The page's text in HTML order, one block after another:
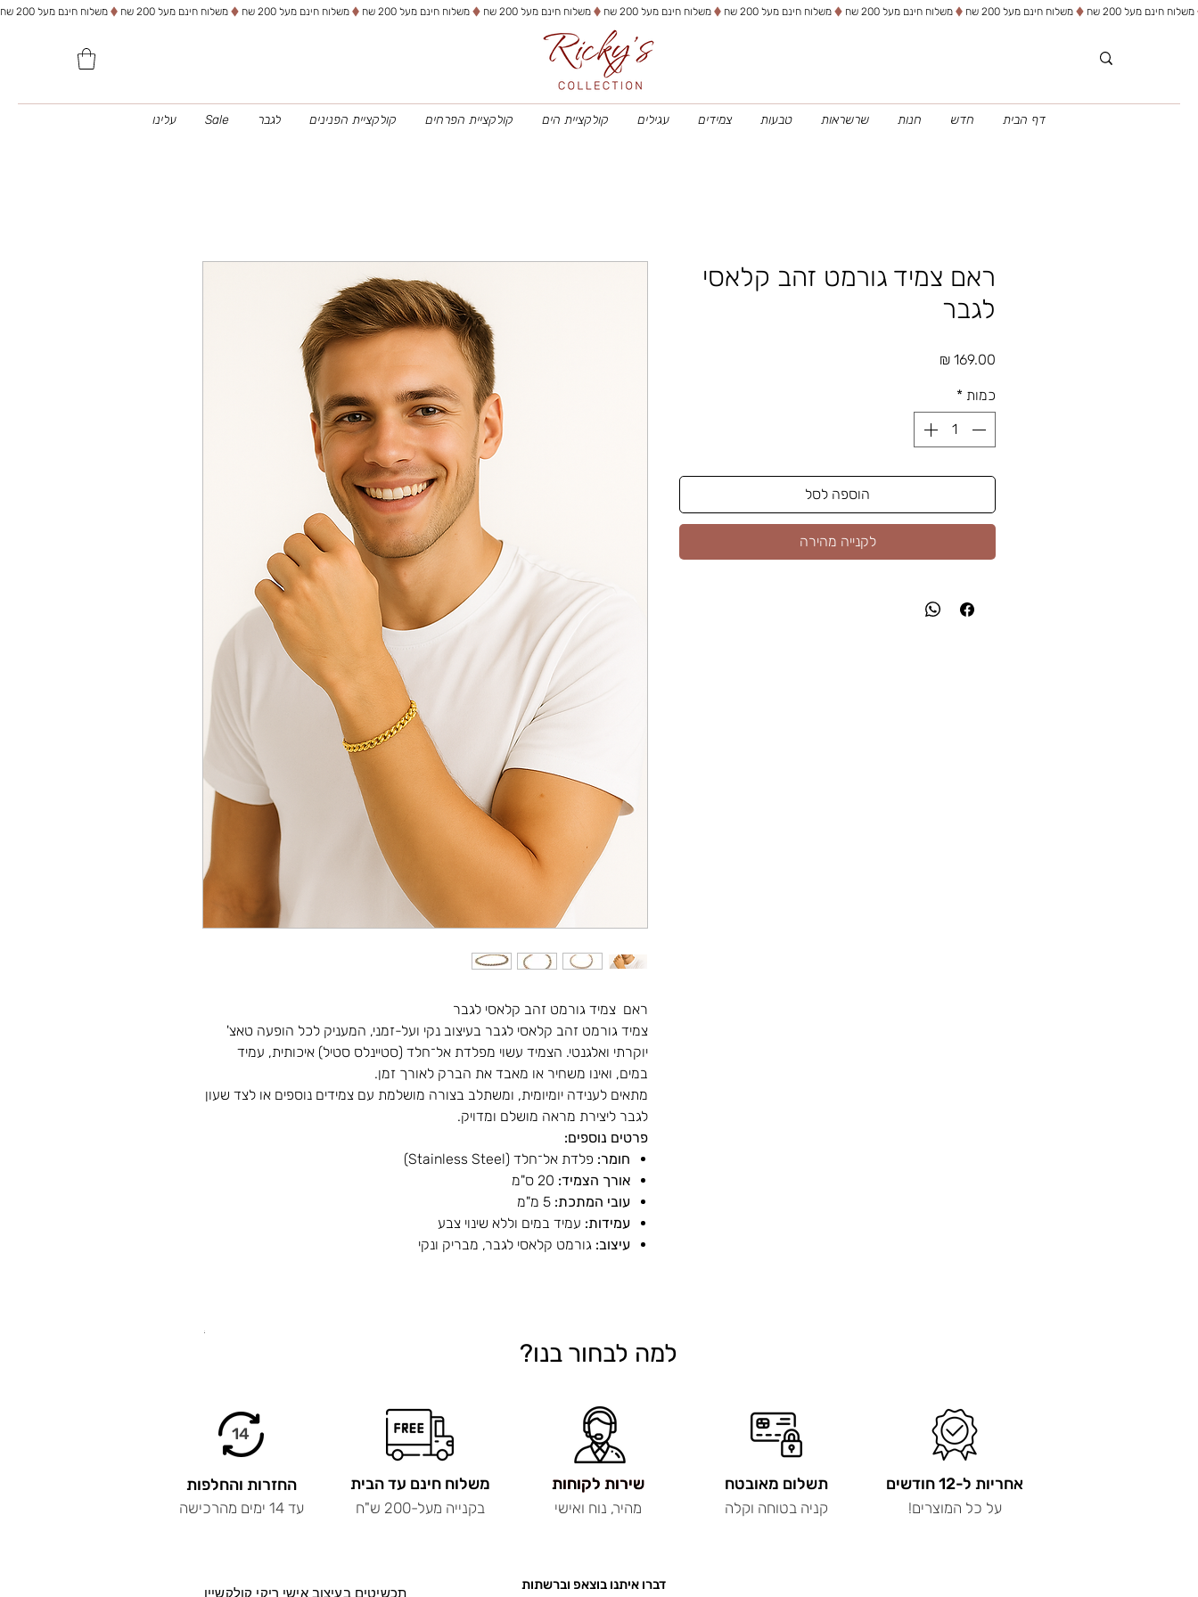
משלוח חינם מעל 200 שח
דף הבית חדש חנות שרשראות טבעות צמידים עגילים קולקציית הים קולקציית הפרחים קולקציית הפנינים לגבר Sale עלינו
ראם צמיד גורמט זהב קלאסי לגבר
צמיד גורמט זהב קלאסי לגבר בעיצוב נקי ועל-זמני, המעניק לכל הופעה טאצ'
יוקרתי ואלגנטי. הצמיד עשוי מפלדת אל־חלד (סטיינלס סטיל) איכותית, עמיד
במים, ואינו משחיר או מאבד את הברק לאורך זמן.
מתאים לענידה יומיומית, ומשתלב בצורה מושלמת עם צמידים נוספים או לצד שעון
לגבר ליצירת מראה מושלם ומדויק.
פרטים נוספים:
חומר: פלדת אל־חלד (Stainless Steel)
אורך הצמיד:
עובי המתכת:
עמידות: עמיד במים וללא שינוי צבע
עיצוב: גורמט קלאסי לגבר, מבריק ונקי
ראם צמיד גורמט זהב קלאסי
לגבר
כמות *
הוספה לסל
לקנייה מהירה
.
למה לבחור בנו?
14
החזרות והחלפות
עד 14 ימים מהרכישה
משלוח חינם עד הבית
בקנייה מעל-200 ש"ח
שירות לקוחות
שירות לקוחות
מהיר, נוח ואישי
תשלום מאובטח
קניה בטוחה וקלה
אחריות ל-12 חודשים
על כל המוצרים!
תכשיטים בעיצובאישי ריקי קולקשיין
דברו איתנו בוצאפ וברשתות